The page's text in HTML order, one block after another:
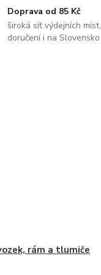
Doprava od 85 Kč
široká síť výdejních míst,
doručení i na Slovensko
rám a tlumiče